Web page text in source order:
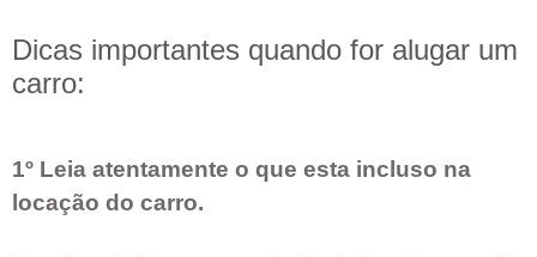
Dicas importantes quando for alugar um
carro:
1º Leia atentamente o que esta incluso na
locação do carro.